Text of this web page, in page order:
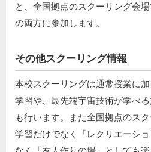
と、全国拠点のスクーリング会
の両⽅に参加します。
その他スクーリング情報
本校スクーリングは通常授業に
学習や、最先端宇宙技術が学べ
も行います。また全国拠点のス
学習だけでなく「レクリエーシ